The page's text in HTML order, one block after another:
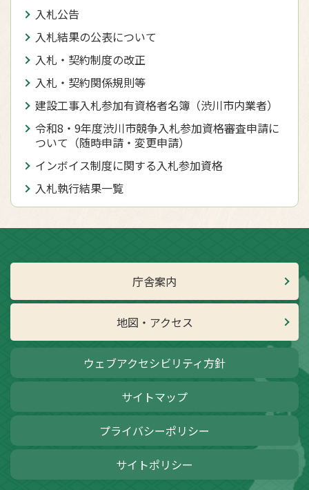
入札公告
入札結果の公表について
入札・契約制度の改正
入札・契約関係規則等
建設工事入札参加有資格者名簿（渋川市内業者）
令和8・9年度渋川市競争入札参加資格審査申請に
ついて（随時申請・変更申請）
インボイス制度に関する入札参加資格
入札執行結果一覧
庁舎案内
地図・アクセス
ウェブアクセシビリティ方針
サイトマップ
プライバシーポリシー
サイトポリシー